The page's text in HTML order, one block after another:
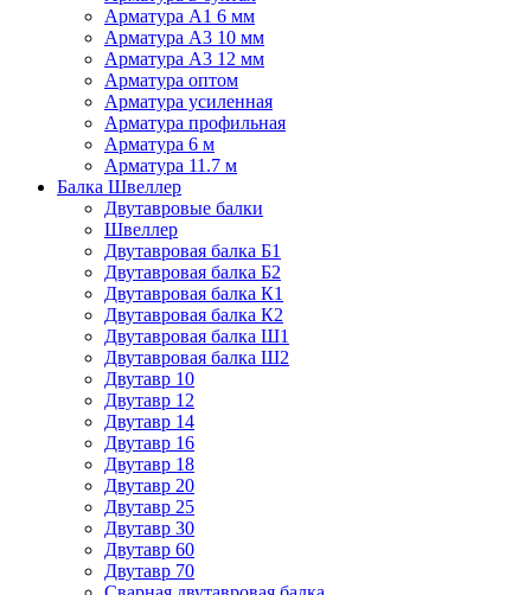
Арматура А1 6 мм
Арматура А3 10 мм
Арматура А3 12 мм
Арматура оптом
Арматура усиленная
Арматура профильная
Арматура 6 м
Арматура 11.7 м
Балка Швеллер
Двутавровые балки
Швеллер
Двутавровая балка Б1
Двутавровая балка Б2
Двутавровая балка К1
Двутавровая балка К2
Двутавровая балка Ш1
Двутавровая балка Ш2
Двутавр 10
Двутавр 12
Двутавр 14
Двутавр 16
Двутавр 18
Двутавр 20
Двутавр 25
Двутавр 30
Двутавр 60
Двутавр 70